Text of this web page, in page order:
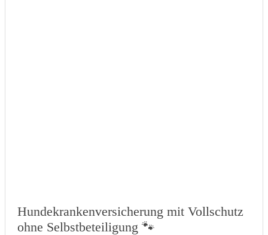
Hundekrankenversicherung mit Vollschutz
ohne Selbstbeteiligung 🐾